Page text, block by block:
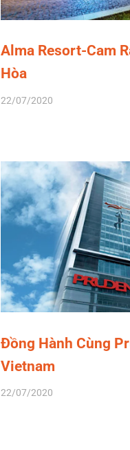
Alma Resort-Cam
Hòa
22/07/2020
Đồng Hành Cùng
Vietnam
22/07/2020